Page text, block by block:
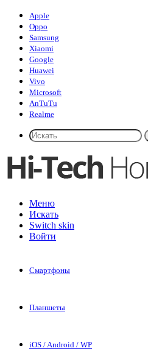
Apple
Oppo
Samsung
Xiaomi
Google
Huawei
Vivo
Microsoft
AnTuTu
Realme
Меню
Искать
Switch skin
Войти
Смартфоны
Планшеты
iOS / Android / WP